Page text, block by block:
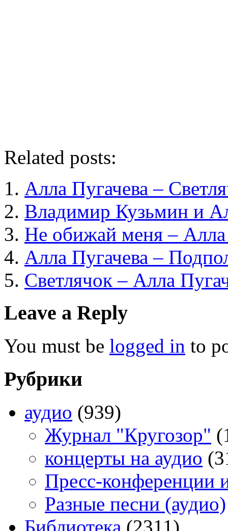
Related posts:
Алла Пугачева –
Владимир Кузьмин и
Не обижай меня – Алла
Алла Пугачева –
Светлячок – Алла
Leave a Reply
You must be logged in to
Рубрики
аудио (939)
Журнал "Кругозор"
концерты на аудио
Пресс-конференции
Разные песни (аудио)
Библиотека (2311)